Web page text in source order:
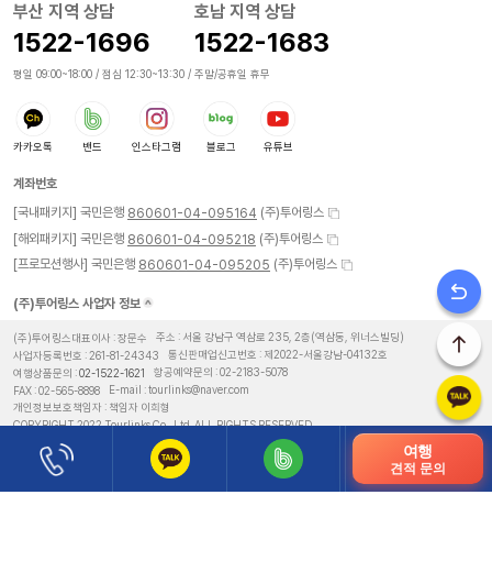
여행
견적 문의
부산 지역 상담
1522-1696
호남 지역 상담
1522-1683
평일 09:00~18:00 / 점심 12:30~13:30 / 주말/공휴일 휴무
카카오톡 밴드 인스타그램 블로그 유튜브
계좌번호
[국내패키지] 국민은행 860601-04-095164 (주)투어링스
[해외패키지] 국민은행 860601-04-095218 (주)투어링스
[프로모션행사] 국민은행 860601-04-095205 (주)투어링스
(주)투어링스 사업자 정보
(주)투어링스대표이사 : 장문수
주소 : 서울 강남구 역삼로 235, 2층(역삼동, 위너스빌딩)
사업자등록번호 : 261-81-24343
통신판매업신고번호 : 제2022-서울강남-04132호
여행상품문의 :02-1522-1621 항공예약문의 :02-2183-5078
FAX : 02-565-8898
E-mail : tourlinks@naver.com
개인정보보호책임자 : 책임자 이희형
COPYRIGHT 2022 Tourlinks Co., Ltd. ALL RIGHTS RESERVED.
이용약관
여행약관 개인정보처리방침